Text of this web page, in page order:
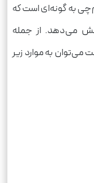
به گونه‌ای است که
می‌دهد. از جمله
می‌توان به موارد زیر